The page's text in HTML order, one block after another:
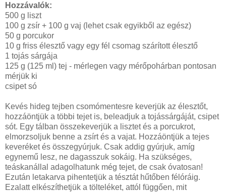
Hozzávalók:
500 g liszt
100 g zsír + 100 g vaj (lehet csak egyikből az egész)
50 g porcukor
10 g friss élesztő vagy egy fél csomag szárított élesztő
1 tojás sárgája
125 g (125 ml) tej - mérlegen vagy mérőpohárban pontosan
mérjük ki
csipet só
Kevés hideg tejben csomómentesre keverjük az élesztőt,
hozzáöntjük a többi tejet is, beleadjuk a tojássárgáját, csipet
sót. Egy tálban összekeverjük a lisztet és a porcukrot,
elmorzsoljuk benne a zsírt és a vajat. Hozzáöntjük a tejes
keveréket és összegyúrjuk. Csak addig gyúrjuk, amíg
egynemű lesz, ne dagasszuk sokáig. Ha szükséges,
teáskanállal adagolhatunk még tejet, de csak óvatosan!
Ezután letakarva pihentetjük a tésztát hűtőben félóráig.
Ezalatt elkészíthetjük a tölteléket, attól függően, mit